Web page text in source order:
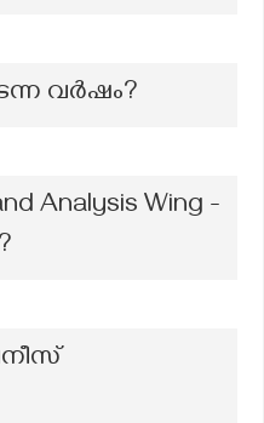
വർഷം?
Analysis Wing -